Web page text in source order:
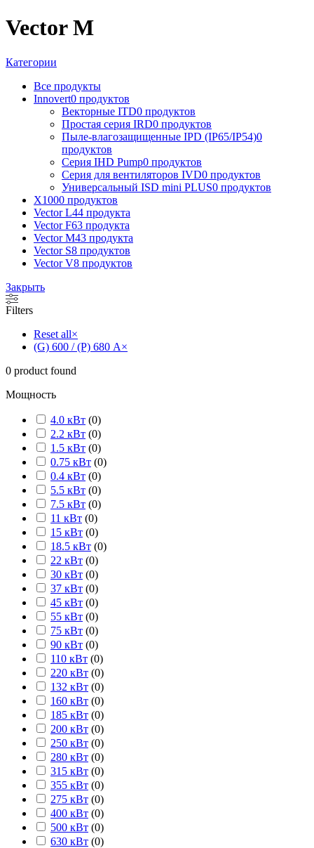
Vector M
Категории
Все продукты
Innovert0 продуктов
Векторные ITD0 продуктов
Простая серия IRD0 продуктов
Пыле-влагозащищенные IPD (IP65/IP54)0
продуктов
Серия IHD Pump0 продуктов
Серия для вентиляторов IVD0 продуктов
Универсальный ISD mini PLUS0 продуктов
X1000 продуктов
Vector L44 продукта
Vector F63 продукта
Vector M43 продукта
Vector S8 продуктов
Vector V8 продуктов
Закрыть
Filters
Reset all×
(G) 600 / (P) 680 А×
0 product found
Мощность
4.0 кВт (0)
2.2 кВт (0)
1.5 кВт (0)
0.75 кВт (0)
0.4 кВт (0)
5.5 кВт (0)
7.5 кВт (0)
11 кВт (0)
15 кВт (0)
18.5 кВт (0)
22 кВт (0)
30 кВт (0)
37 кВт (0)
45 кВт (0)
55 кВт (0)
75 кВт (0)
90 кВт (0)
110 кВт (0)
220 кВт (0)
132 кВт (0)
160 кВт (0)
185 кВт (0)
200 кВт (0)
250 кВт (0)
280 кВт (0)
315 кВт (0)
355 кВт (0)
275 кВт (0)
400 кВт (0)
500 кВт (0)
630 кВт (0)